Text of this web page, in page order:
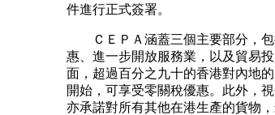
件進行正式簽署。
ＣＥＰＡ涵蓋三個主要部分，包
惠、進一步開放服務業，以及貿易
面，超過百分之九十的香港對內地
開始，可享受零關稅優惠。此外，
亦承諾對所有其他在港生產的貨物